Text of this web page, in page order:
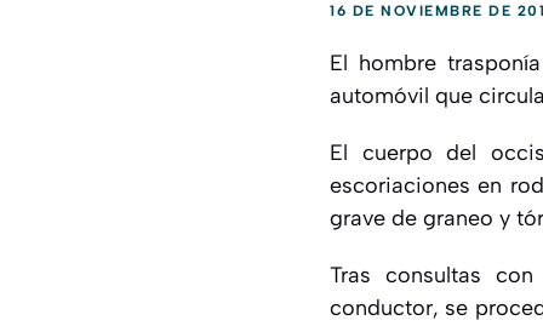
16 DE NOVIEMBRE DE
El hombre
automóvil que
El cuerpo del
escoriaciones en
grave de graneo y
Tras consultas
conductor, se